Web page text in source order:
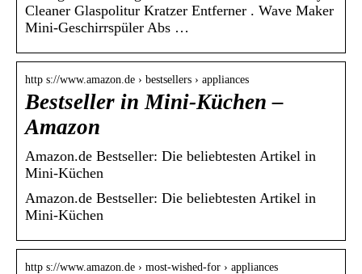
Cleaner Glaspolitur Kratzer Entferner . Wave Maker
Mini-Geschirrspüler Abs …
http s://www.amazon.de › bestsellers › appliances
Bestseller in Mini-Küchen –
Amazon
Amazon.de Bestseller: Die beliebtesten Artikel in
Mini-Küchen
Amazon.de Bestseller: Die beliebtesten Artikel in
Mini-Küchen
http s://www.amazon.de › most-wished-for › appliances